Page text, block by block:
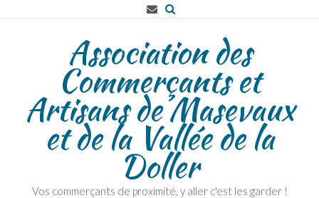
Association des
Commerçants et
Artisans de Masevaux
et de la Vallée de la
Doller
Vos commerçants de proximité, y aller c'est les garder !